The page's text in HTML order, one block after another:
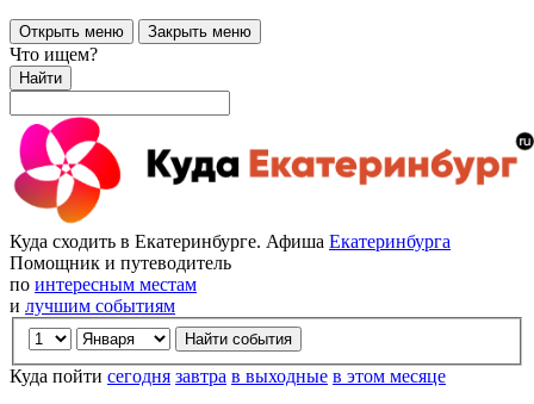
Открыть меню Закрыть меню
Что ищем?
Найти
Куда сходить в Екатеринбурге. Афиша Екатеринбурга
Помощник и путеводитель
по интересным местам
и лучшим событиям
Куда пойти сегодня завтра в выходные в этом месяце